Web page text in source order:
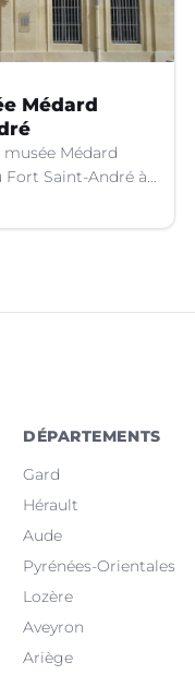
Médard
Médard
Saint-André à
DÉPARTEMENTS
Gard
Hérault
Aude
Pyrénées-Orientales
Lozère
Aveyron
Ariège